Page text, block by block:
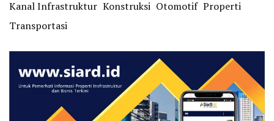
Kanal Infrastruktur Konstruksi Otomotif Properti
Transportasi